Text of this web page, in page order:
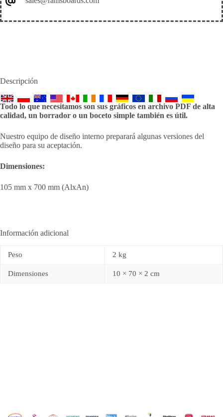
Descripción
Todo lo que necesitamos son sus gráficos en archivo PDF de alta
calidad, un borrador o un boceto simple también es útil.
Nuestro equipo de diseño interno preparará algunas versiones del
diseño para su aceptación.
Dimensiones:
105 mm x 700 mm (AlxAn)
Información adicional
Peso 2 kg
Dimensiones 10 × 70 × 2 cm